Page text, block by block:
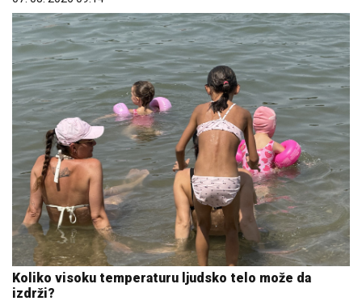
Koliko visoku temperaturu ljudsko telo može da
izdrži?